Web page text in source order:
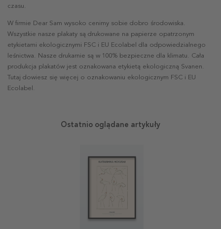
czasu.
W firmie Dear Sam wysoko cenimy sobie dobro środowiska.
Wszystkie nasze plakaty są drukowane na papierze opatrzonym
etykietami ekologicznymi FSC i EU Ecolabel dla odpowiedzialnego
leśnictwa. Nasze drukarnie są w 100% bezpieczne dla klimatu. Cała
produkcja plakatów jest oznakowana etykietą ekologiczną Svanen.
Tutaj dowiesz się więcej o oznakowaniu ekologicznym FSC i EU
Ecolabel.
Ostatnio oglądane artykuły